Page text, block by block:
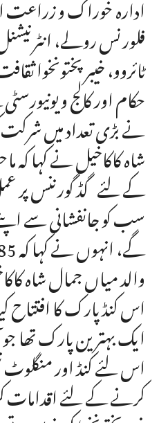
فلورنس رولے،
ٹائروو، خیبرپختونخوا
حکام اور کالج و
نے بڑی تعداد میں شرکت
شاہ کاکاخیل نے کہا
کے لئے گڈ گورننس پر
سب کو جانفشانی سے
والد میاں جمال شاہ
اس کنڈ پارک کا افتتاح
ایک بہترین پارک تھا
اس لئے کنڈ اور
کرنے کے لئے اقدامات